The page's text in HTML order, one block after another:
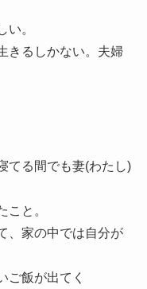
い。
きるしかない。夫婦
てる間でも妻(わたし)
こと。
、家の中では自分が
ご飯が出てく